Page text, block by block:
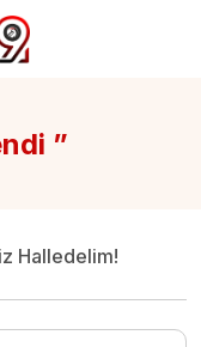
”
Halledelim!